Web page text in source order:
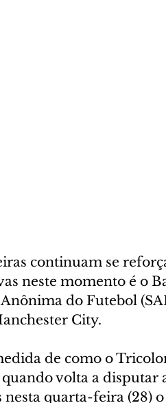
continuam se
neste momento é o
Anônima do Futebol
City.
de como o
volta a disputar
nesta quarta-feira (28)